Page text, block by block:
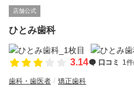
店舗公式
ひとみ歯科
3.14 口コミ 1件
歯科・歯医者 矯正歯科